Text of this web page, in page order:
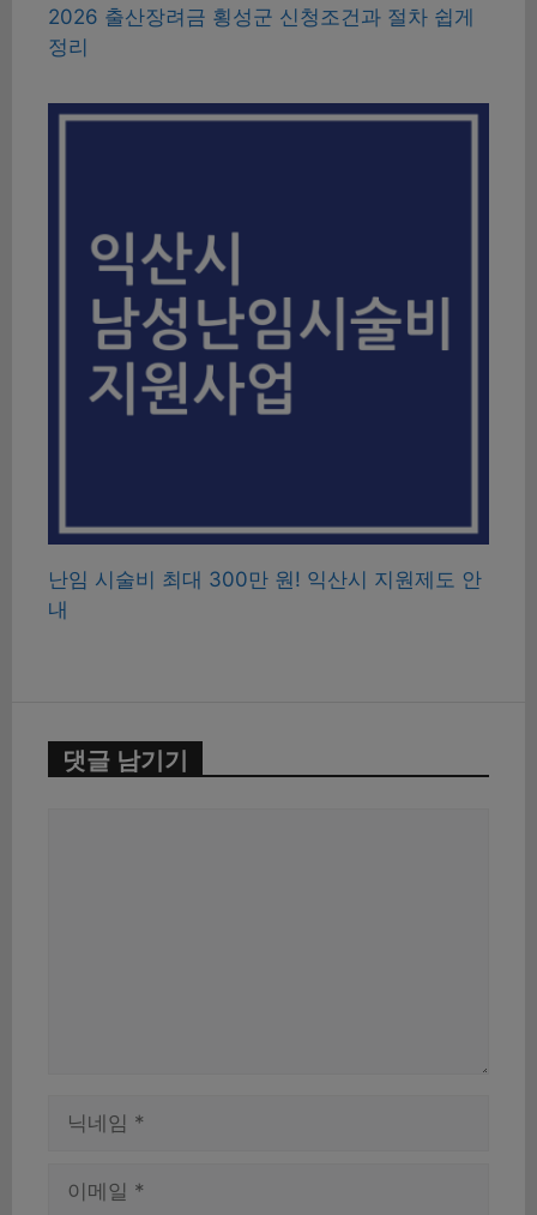
2026 출산장려금 횡성군 신청조건과 절차 쉽게
정리
난임 시술비 최대 300만 원! 익산시 지원제도 안
내
댓글 남기기